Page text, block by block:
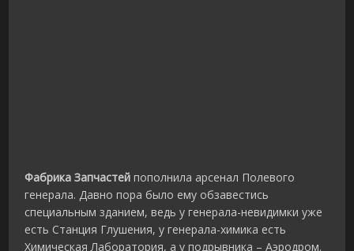
Фабрика Запчастейпополнила арсенал Полевого
генерала. Давно пора было ему обзавестись
специальным зданием, ведь у генерала-невидимки уже
есть Станция Глушения, у генерала-химика есть
Химическая Лаборатория, а у подрывника – Аэродром.